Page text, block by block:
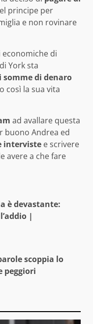
principe per
e non rovinare
di
York sta
somme di denaro
così la sua vita
ad avallare questa
buono Andrea ed
interviste e scrivere
avere a che fare
è devastante:
|
scoppia lo
peggiori